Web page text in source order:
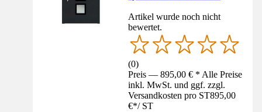
Artikel wurde noch nicht
bewertet.
(0)
Preis — 895,00 € * Alle Preise
inkl. MwSt. und ggf. zzgl.
Versandkosten pro ST895,00
€*/ ST